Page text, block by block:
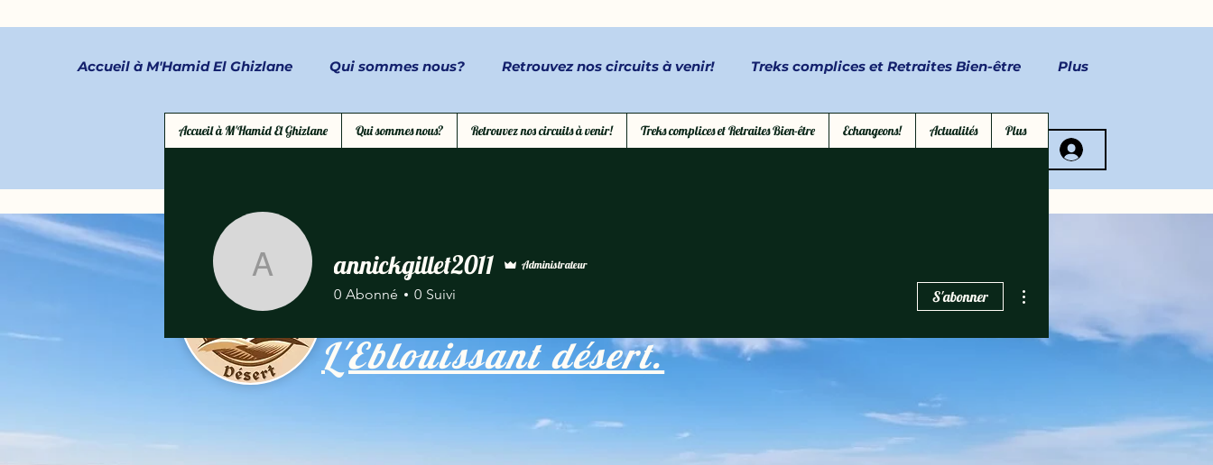
Accueil à M'Hamid El Ghizlane Qui sommes nous? Retrouvez nos circuits à venir! Treks complices et Retraites Bien-être Plus
Contactez-nous
L'Eblouissant désert.
annickgillet2011
annickgillet2011 Administrateur
0 Abonné 0 Suivi S'abonner
Accueil à M'Hamid El Ghizlane Qui sommes nous? Retrouvez nos circuits à venir! Treks complices et Retraites Bien-être Echangeons! Actualités Plus